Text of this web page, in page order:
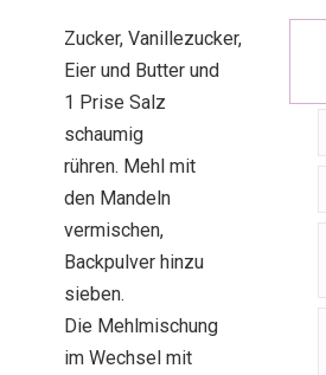
Zucker, Vanillezucker,
Eier und Butter und
1 Prise Salz
schaumig
rühren. Mehl mit
den Mandeln
vermischen,
Backpulver hinzu
sieben.
Die Mehlmischung
im Wechsel mit